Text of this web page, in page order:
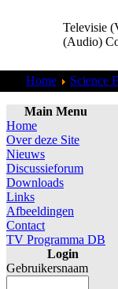
Televisie
(Audio)
Home Science
Main Menu
Home
Over deze Site
Nieuws
Discussieforum
Downloads
Links
Afbeeldingen
Contact
TV Programma DB
Login
Gebruikersnaam